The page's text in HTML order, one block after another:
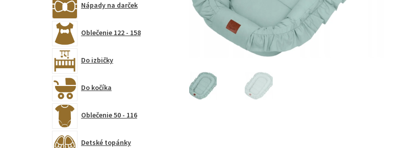
Nápady na darček
Oblečenie 122 - 158
Do izbičky
Do kočíka
Oblečenie 50 - 116
Detské topánky